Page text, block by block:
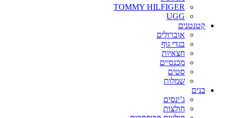
TOMMY HILFIGER
UGG
קטנטנים
אוברולים
בגדי גוף
חצאיות
מכנסיים
סטים
שמלות
בנים
ג’ינסים
חולצות